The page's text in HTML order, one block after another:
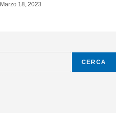
Marzo 18, 2023
CERCA